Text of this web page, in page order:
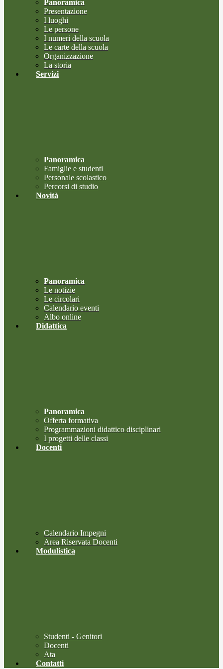
Panoramica
Presentazione
I luoghi
Le persone
I numeri della scuola
Le carte della scuola
Organizzazione
La storia
Servizi
Panoramica
Famiglie e studenti
Personale scolastico
Percorsi di studio
Novità
Panoramica
Le notizie
Le circolari
Calendario eventi
Albo online
Didattica
Panoramica
Offerta formativa
Programmazioni didattico disciplinari
I progetti delle classi
Docenti
Calendario Impegni
Area Riservata Docenti
Modulistica
Studenti - Genitori
Docenti
Ata
Contatti